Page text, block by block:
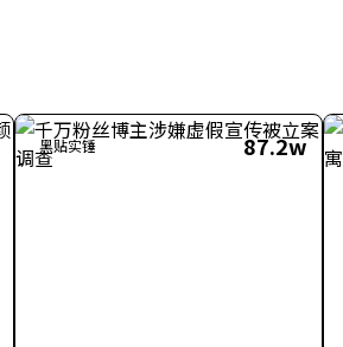
黑贴实锤 87.2w